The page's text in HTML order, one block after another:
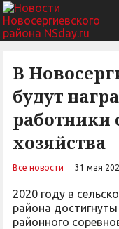
В
будут
работники
хозяйства
Все новости 31 мая
2020 году в
района
районного